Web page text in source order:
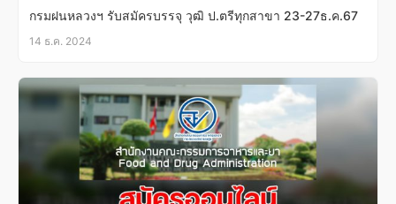
กรมฝนหลวงฯ รับสมัครบรรจุ วุฒิ ป.ตรีทุกสาขา 23-27ธ.ค.67
14 ธ.ค. 2024